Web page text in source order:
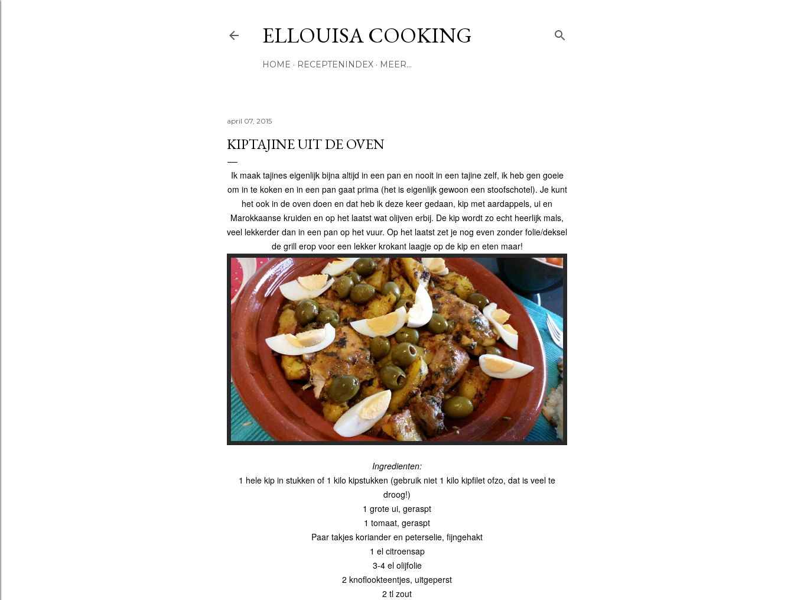
ELLOUISA COOKING
HOME RECEPTENINDEX MEER…
april 07, 2015
KIPTAJINE UIT DE OVEN
Ik maak tajines eigenlijk bijna altijd in een pan en nooit in een tajine zelf, ik heb gen goeie
om in te koken en in een pan gaat prima (het is eigenlijk gewoon een stoofschotel). Je kunt
het ook in de oven doen en dat heb ik deze keer gedaan, kip met aardappels, ui en
Marokkaanse kruiden en op het laatst wat olijven erbij. De kip wordt zo echt heerlijk mals,
veel lekkerder dan in een pan op het vuur. Op het laatst zet je nog even zonder folie/deksel
de grill erop voor een lekker krokant laagje op de kip en eten maar!
Ingredienten:
1 hele kip in stukken of 1 kilo kipstukken (gebruik niet 1 kilo kipfilet ofzo, dat is veel te
droog!)
1 grote ui, geraspt
1 tomaat, geraspt
Paar takjes koriander en peterselie, fijngehakt
1 el citroensap
3-4 el olijfolie
2 knoflookteentjes, uitgeperst
2 tl zout